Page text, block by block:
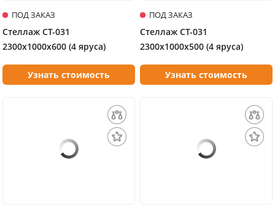
ПОД ЗАКАЗ
Стеллаж СТ-031
2300х1000х600 (4 яруса)
Узнать стоимость
ПОД ЗАКАЗ
Стеллаж СТ-031
2300х1000х500 (4 яруса)
Узнать стоимость